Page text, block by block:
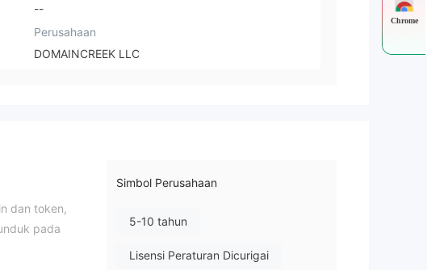
--
Perusahaan
DOMAINCREEK LLC
dan token,
pada
Simbol Perusahaan
5-10 tahun
Lisensi Peraturan Dicurigai
Chrome